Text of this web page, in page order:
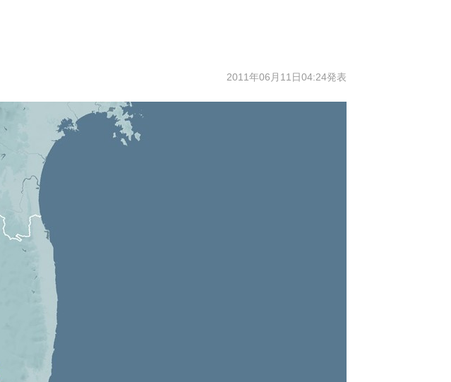
2011年06月11日04:24発表